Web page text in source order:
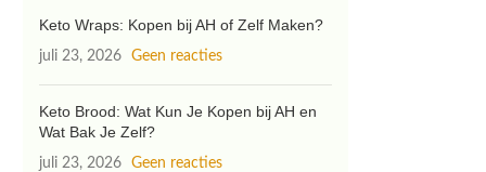
Keto Wraps: Kopen bij AH of Zelf Maken?
juli 23, 2026 Geen reacties
Keto Brood: Wat Kun Je Kopen bij AH en
Wat Bak Je Zelf?
juli 23, 2026 Geen reacties